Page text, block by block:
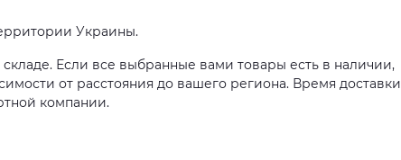
Украины.
Если все выбранные вами товары есть в наличии,
от расстояния до вашего региона. Время доставки
компании.